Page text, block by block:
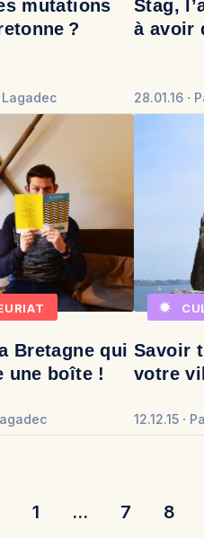
mutations
?
Lagadec
Stag,
à avoir
28.01.16
Bretagne qui
une boîte !
Savoir
votre
12.12.15
1 … 7 8